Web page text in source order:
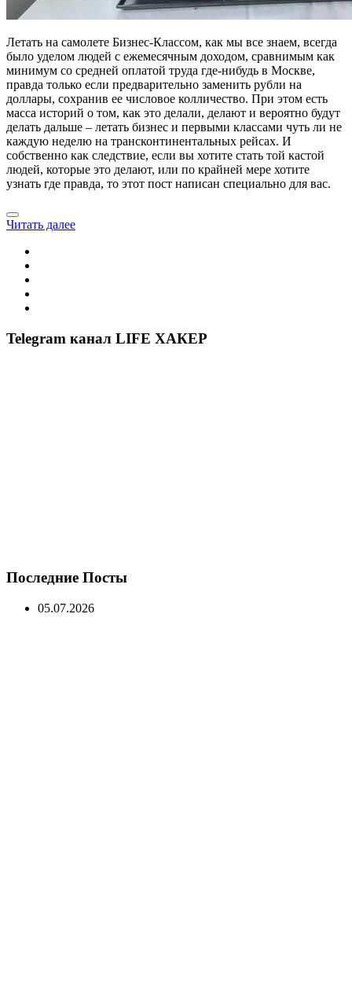
Летать на самолете Бизнес-Классом, как мы все знаем, всегда
было уделом людей с ежемесячным доходом, сравнимым как
минимум со средней оплатой труда где-нибудь в Москве,
правда только если предварительно заменить рубли на
доллары, сохранив ее числовое колличество. При этом есть
масса историй о том, как это делали, делают и вероятно будут
делать дальше – летать бизнес и первыми классами чуть ли не
каждую неделю на трансконтинентальных рейсах. И
собственно как следствие, если вы хотите стать той кастой
людей, которые это делают, или по крайней мере хотите
узнать где правда, то этот пост написан специально для вас.
Читать далее
Telegram канал LIFE ХАКЕР
Последние Посты
05.07.2026